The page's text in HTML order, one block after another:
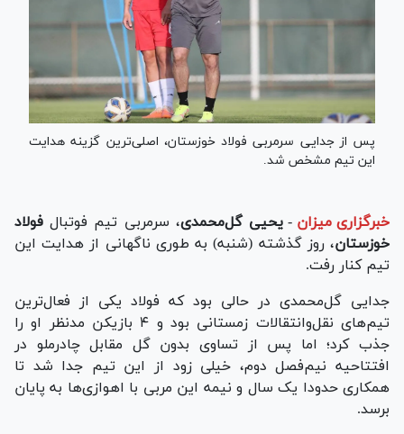
پس از جدایی سرمربی فولاد خوزستان، اصلی‌ترین گزینه هدایت
این تیم مشخص شد.
خبرگزاری میزان - یحیی گل‌محمدی، سرمربی تیم فوتبال فولاد
خوزستان، روز گذشته (شنبه) به طوری ناگهانی از هدایت این
تیم کنار رفت.
جدایی گل‌محمدی در حالی بود که فولاد یکی از فعال‌ترین
تیم‌های نقل‌وانتقالات زمستانی بود و ۴ بازیکن مدنظر او را
جذب کرد؛ اما پس از تساوی بدون گل مقابل چادرملو در
افتتاحیه نیم‌فصل دوم، خیلی زود از این تیم جدا شد تا
همکاری حدودا یک سال و نیمه این مربی با اهوازی‌ها به پایان
برسد.